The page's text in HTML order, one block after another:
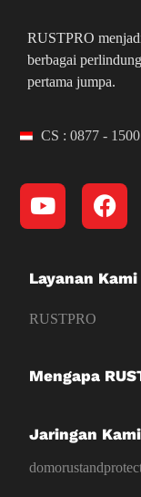
RUSTPRO
berbagai
pertama jumpa.
CS : 0877 -
Layanan Kami
RUSTPRO
Mengapa
Jaringan Kami